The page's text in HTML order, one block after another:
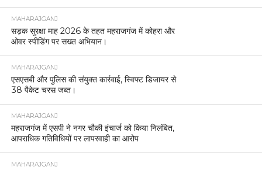
MAHARAJGANJ
सड़क सुरक्षा माह 2026 के तहत महराजगंज में कोहरा और
ओवर स्पीडिंग पर सख्त अभियान।
MAHARAJGANJ
एसएसबी और पुलिस की संयुक्त कार्रवाई, स्विफ्ट डिजायर से
38 पैकेट चरस जब्त।
MAHARAJGANJ
महराजगंज में एसपी ने नगर चौकी इंचार्ज को किया निलंबित,
आपराधिक गतिविधियों पर लापरवाही का आरोप
MAHARAJGANJ